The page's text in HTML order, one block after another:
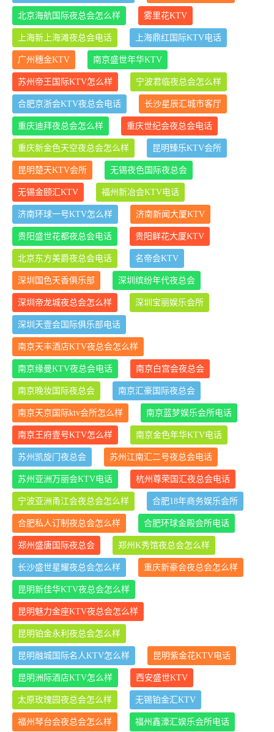
北京海航国际夜总会怎么样 雾里花KTV
上海新上海滩夜总会电话 上海鼎红国际KTV电话
广州穗金KTV 南京盛世年华KTV
苏州帝王国际KTV怎么样 宁波君临夜总会怎么样
合肥京浙会KTV夜总会电话 长沙星辰汇城市客厅
重庆迪拜夜总会怎么样 重庆世纪会夜总会电话
重庆新金色天空夜总会怎么样 昆明臻乐KTV会所
昆明楚天KTV会所 无锡夜色国际夜总会
无锡金颐汇KTV 福州新冶会KTV电话
济南环球一号KTV怎么样 济南新闻大厦KTV
贵阳盛世花都夜总会电话 贵阳鲜花大厦KTV
北京东方美爵夜总会电话 名帝会KTV
深圳国色天香俱乐部 深圳缤纷年代夜总会
深圳帝龙城夜总会怎么样 深圳宝丽娱乐会所
深圳天壹会国际俱乐部电话
南京天丰酒店KTV夜总会怎么样
南京缘曼KTV夜总会电话 南京白宫会夜总会
南京晚妆国际夜总会 南京汇豪国际夜总会
南京天京国际ktv会所怎么样 南京蓝梦娱乐会所电话
南京王府壹号KTV怎么样 南京金色年华KTV电话
苏州凯旋门夜总会 苏州江南汇二号夜总会电话
苏州亚洲万丽会KTV电话 杭州尊荣国汇夜总会电话
宁波亚洲甬江会夜总会怎么样 合肥18年商务娱乐会所
合肥私人订制夜总会怎么样 合肥环球金殿会所电话
郑州盛唐国际夜总会 郑州K秀馆夜总会怎么样
长沙盛世星耀夜总会怎么样 重庆新豪会夜总会怎么样
昆明新佳华KTV夜总会怎么样
昆明魅力金座KTV夜总会怎么样
昆明铂金永利夜总会怎么样
昆明融城国际名人KTV怎么样 昆明紫金花KTV电话
昆明洲际酒店KTV怎么样 西安盛世KTV
太原玫瑰园夜总会怎么样 无锡铂金汇KTV
福州琴台会夜总会怎么样 福州鑫濠汇娱乐会所电话